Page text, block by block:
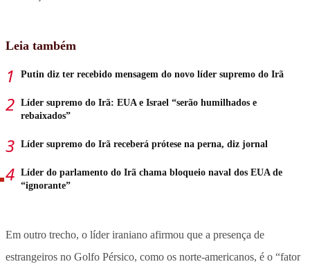
Leia também
Putin diz ter recebido mensagem do novo líder supremo do Irã
Líder supremo do Irã: EUA e Israel “serão humilhados e
rebaixados”
Líder supremo do Irã receberá prótese na perna, diz jornal
Líder do parlamento do Irã chama bloqueio naval dos EUA de
“ignorante”
Em outro trecho, o líder iraniano afirmou que a presença de
estrangeiros no Golfo Pérsico, como os norte-americanos, é o “fator